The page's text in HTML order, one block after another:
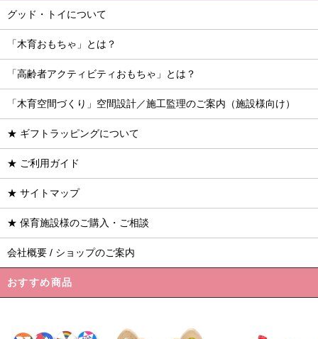
グッド・トイについて
「木育おもちゃ」とは？
「高齢者アクティビティおもちゃ」とは？
「木育空間づくり」空間設計／施工監理のご案内（施設様向け）
★ ギフトラッピングについて
★ ご利用ガイド
★ サイトマップ
★ 保育施設様のご購入・ご相談
会社概要 / ショップのご案内
おすすめ商品